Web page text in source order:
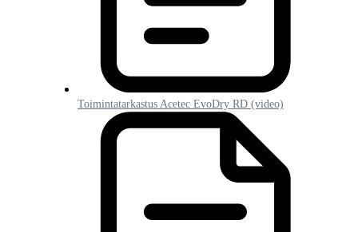
Toimintatarkastus Acetec EvoDry RD (video)